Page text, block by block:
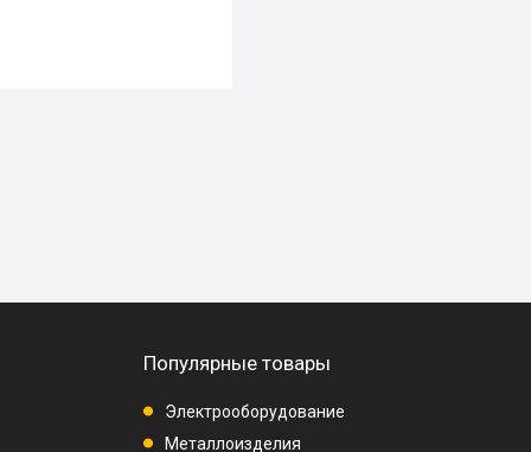
Популярные товары
Электрооборудование
Металлоизделия